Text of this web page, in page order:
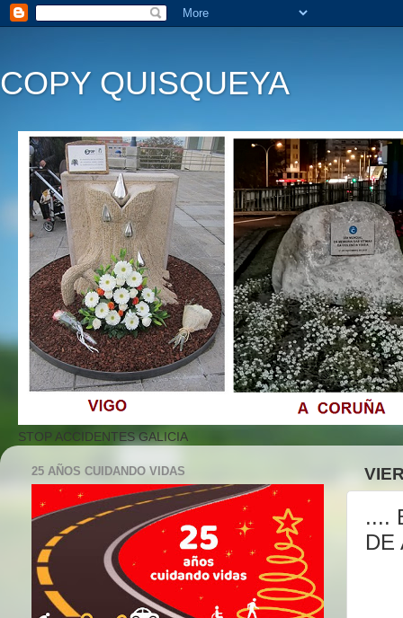
COPY QUISQUEYA
STOP ACCIDENTES GALICIA
....
DE
25 AÑOS CUIDANDO VIDAS